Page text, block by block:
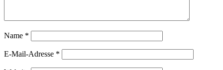
Name *
E-Mail-Adresse *